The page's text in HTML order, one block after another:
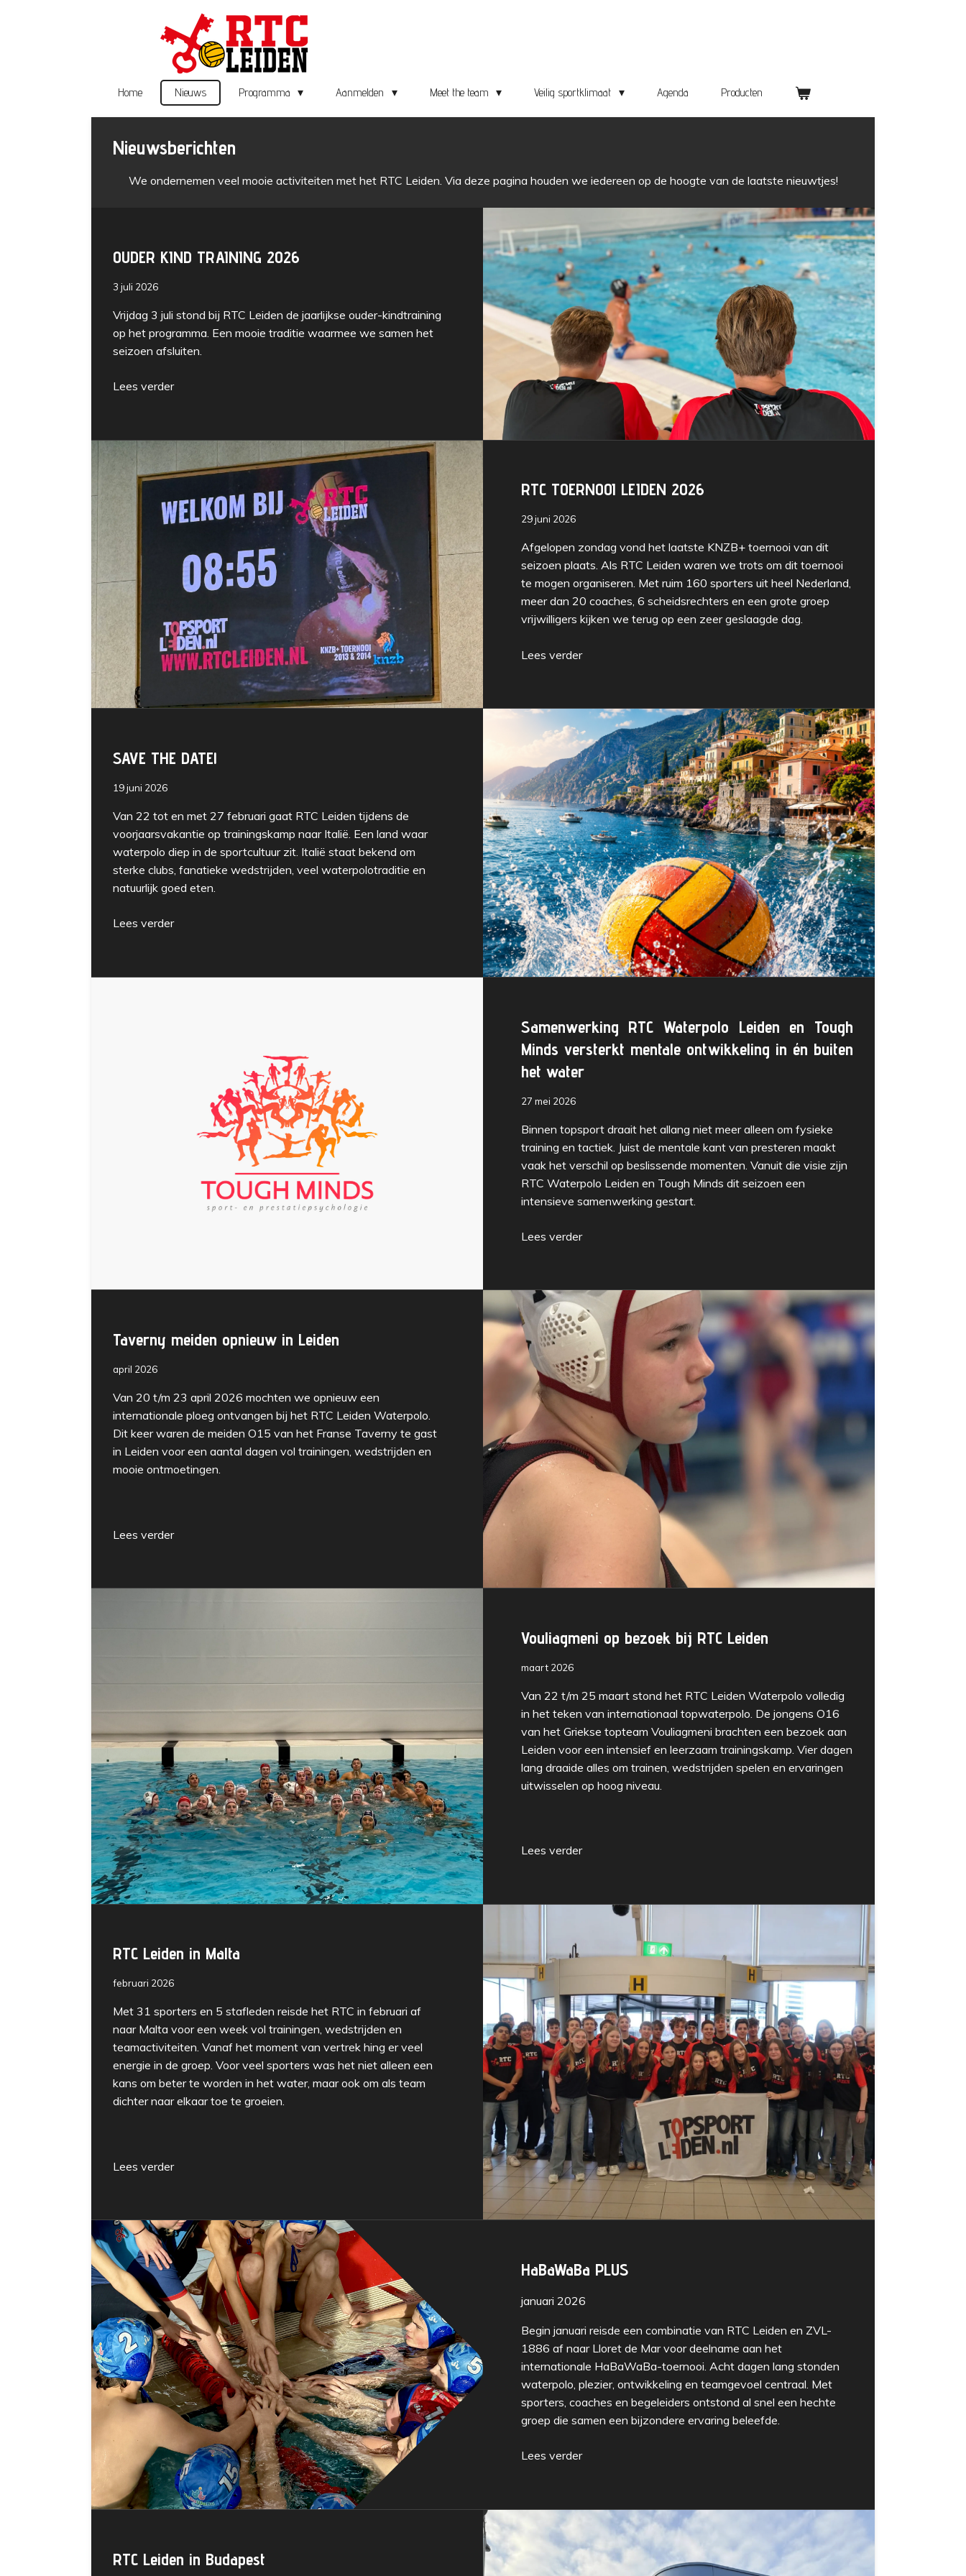
Home Nieuws Programma Aanmelden Meet the team Veilig sportklimaat Agenda Producten
Nieuwsberichten
We ondernemen veel mooie activiteiten met het RTC Leiden. Via deze pagina houden we iedereen op de hoogte van de laatste nieuwtjes!
OUDER KIND TRAINING 2026
3 juli 2026
Vrijdag 3 juli stond bij RTC Leiden de jaarlijkse ouder-kindtraining
op het programma. Een mooie traditie waarmee we samen het
seizoen afsluiten.
Lees verder
RTC TOERNOOI LEIDEN 2026
29 juni 2026
Afgelopen zondag vond het laatste KNZB+ toernooi van dit
seizoen plaats. Als RTC Leiden waren we trots om dit toernooi
te mogen organiseren. Met ruim 160 sporters uit heel Nederland,
meer dan 20 coaches, 6 scheidsrechters en een grote groep
vrijwilligers kijken we terug op een zeer geslaagde dag.
Lees verder
SAVE THE DATE!
19 juni 2026
Van 22 tot en met 27 februari gaat RTC Leiden tijdens de
voorjaarsvakantie op trainingskamp naar Italië. Een land waar
waterpolo diep in de sportcultuur zit. Italië staat bekend om
sterke clubs, fanatieke wedstrijden, veel waterpolotraditie en
natuurlijk goed eten.
Lees verder
Samenwerking RTC Waterpolo Leiden en Tough
Minds versterkt mentale ontwikkeling in én buiten
het water
27 mei 2026
Binnen topsport draait het allang niet meer alleen om fysieke
training en tactiek. Juist de mentale kant van presteren maakt
vaak het verschil op beslissende momenten. Vanuit die visie zijn
RTC Waterpolo Leiden en Tough Minds dit seizoen een
intensieve samenwerking gestart.
Lees verder
Taverny meiden opnieuw in Leiden
april 2026
Van 20 t/m 23 april 2026 mochten we opnieuw een
internationale ploeg ontvangen bij het RTC Leiden Waterpolo.
Dit keer waren de meiden O15 van het Franse Taverny te gast
in Leiden voor een aantal dagen vol trainingen, wedstrijden en
mooie ontmoetingen.
Lees verder
Vouliagmeni op bezoek bij RTC Leiden
maart 2026
Van 22 t/m 25 maart stond het RTC Leiden Waterpolo volledig
in het teken van internationaal topwaterpolo. De jongens O16
van het Griekse topteam Vouliagmeni brachten een bezoek aan
Leiden voor een intensief en leerzaam trainingskamp. Vier dagen
lang draaide alles om trainen, wedstrijden spelen en ervaringen
uitwisselen op hoog niveau.
Lees verder
RTC Leiden in Malta
februari 2026
Met 31 sporters en 5 stafleden reisde het RTC in februari af
naar Malta voor een week vol trainingen, wedstrijden en
teamactiviteiten. Vanaf het moment van vertrek hing er veel
energie in de groep. Voor veel sporters was het niet alleen een
kans om beter te worden in het water, maar ook om als team
dichter naar elkaar toe te groeien.
Lees verder
HaBaWaBa PLUS
januari 2026
Begin januari reisde een combinatie van RTC Leiden en ZVL-
1886 af naar Lloret de Mar voor deelname aan het
internationale HaBaWaBa-toernooi. Acht dagen lang stonden
waterpolo, plezier, ontwikkeling en teamgevoel centraal. Met
sporters, coaches en begeleiders ontstond al snel een hechte
groep die samen een bijzondere ervaring beleefde.
Lees verder
RTC Leiden in Budapest